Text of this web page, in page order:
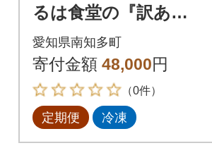
るは食堂の『訳あ
り』エビフライ4本セ
ット全6回
愛知県南知多町
寄付金額 48,000円
（0件）
定期便 冷凍